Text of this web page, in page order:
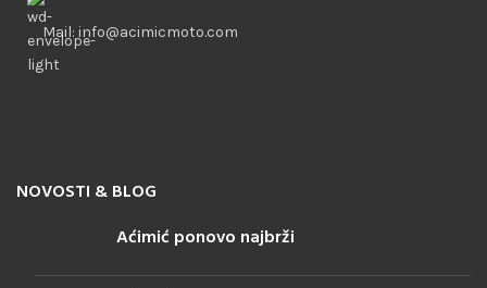
Mail: info@acimicmoto.com
NOVOSTI & BLOG
Aćimić ponovo najbrži